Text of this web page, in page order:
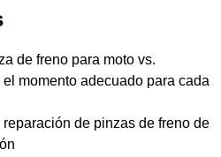
de freno para moto vs.
momento adecuado para cada
de pinzas de freno de